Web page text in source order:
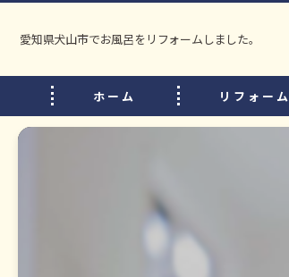
愛知県犬山市でお風呂をリフォームしました。
ホーム リフォー